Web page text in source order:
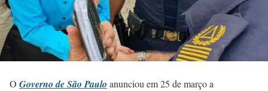
O Governo de São Paulo anunciou em 25 de março a